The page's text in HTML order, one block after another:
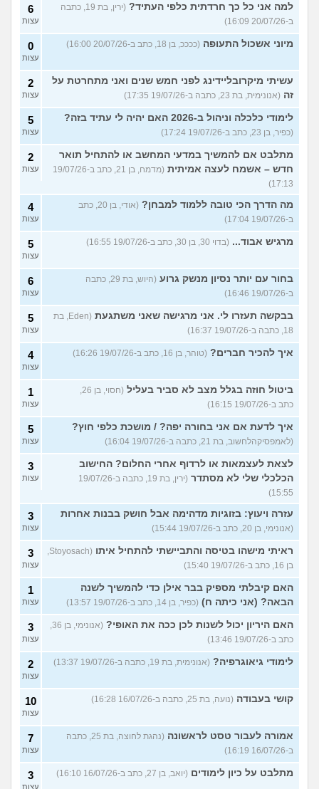
למה אני כל כך חרדתית כלפי העתיד?
(ירין, בת 19, כתבה
ב-20/07/26 16:09)
6
עצות
מיוני אשכול התעופה (ככככ, בן 18, כתב ב-20/07/26 16:00) 0
עצות
עשיתי מיקרובליידינג לפני חמש שנים ואני מתחרטת על
זה (אנונימית, בת 23, כתבה ב-19/07/26 17:35)
2
עצות
לימודי כלכלה וניהול ב-2026 האם יהיה לי עתיד בזה?
(כפיר, בן 23, כתב ב-19/07/26 17:24)
5
עצות
מתלבט אם להמשיך במדעי המחשב או להתחיל תואר
חדש – אשמח לעצה אמיתית
(מדמח, בן 21, כתב ב-19/07/26
17:13)
2
עצות
מה הדרך הכי טובה ללמוד למבחן?
(אודי, בן 20, כתב
ב-19/07/26 17:04)
4
עצות
מרגיש אבוד... (בדוי 30, בן 30, כתב ב-19/07/26 16:55) 5
עצות
בחור עם יותר נסיון מנשק גרוע
(היוש, בת 29, כתבה
ב-19/07/26 16:46)
6
עצות
בבקשה תעזרו לי. אני מרגישה שאני משתגעת
(Eden, בת
18, כתבה ב-19/07/26 16:37)
5
עצות
איך להכיר חברים? (טוהר, בן 16, כתב ב-19/07/26 16:26) 4
עצות
ביטול חוזה בגלל מצב לא סביר בעליל
כתב ב-19/07/26 16:15)
1
עצות
איך לדעת אם אני בחורה יפה? / מושכת כלפי חוץ?
(לאמפסיקהלחשוב, בת 21, כתבה ב-19/07/26 16:04)
5
עצות
לצאת לעצמאות או לרדוף אחרי החלום? החישוב
הכלכלי שלי לא מסתדר
(ירין, בת 19, כתבה ב-19/07/26
15:55)
3
עצות
עזרה ויעוץ: בזוגיות מדהימה אבל חושק בבנות אחרות
(אנונימי, בן 20, כתב ב-19/07/26 15:44)
3
עצות
ראיתי מישהו בטיסה והתביישתי להתחיל איתו
בן 16, כתב ב-19/07/26 15:40)
3
עצות
האם קיבלתי מספיק בבר אילן כדי להמשיך לשנה
הבאה? (אני כיתה ח) (כפיר, בן 14, כתב ב-19/07/26 13:57)
1
עצות
האם היריון יכול לשנות לכן ככה את האופי?
כתב ב-19/07/26 13:46)
3
עצות
לימודי גיאוגרפיה? (אנונימית, בת 19, כתבה ב-19/07/26 13:37) 2
עצות
קושי בעבודה (נועה, בת 25, כתבה ב-16/07/26 16:28) 10
עצות
אמורה לעבור טסט לראשונה
(נהגת לחוצה, בת 25, כתבה
ב-16/07/26 16:19)
7
עצות
מתלבט על כיון לימודים (יואב, בן 27, כתב ב-16/07/26 16:10) 3
עצות